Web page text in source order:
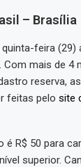
– Brasília
feira (29)
Com mais de 4
reserva,
feitas pelo site
é R$ 50 para
superior.